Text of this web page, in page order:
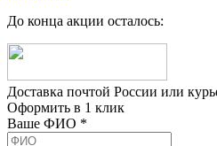
До конца акции осталось:
Доставка почтой России или
Оформить в 1 клик
Ваше ФИО *